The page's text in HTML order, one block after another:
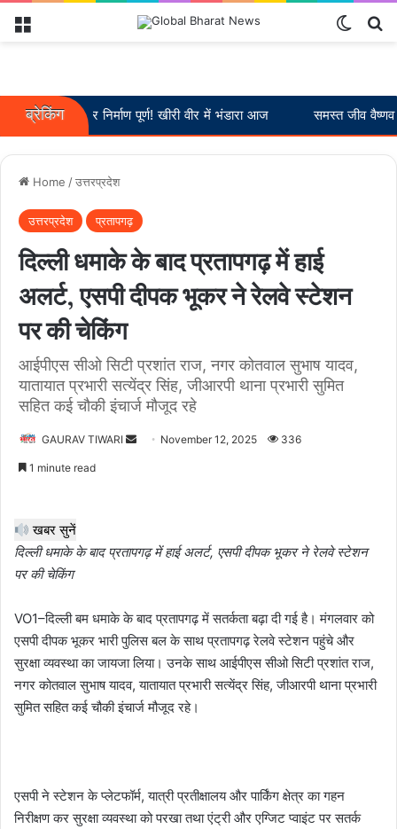
Menu
ब्रेकिंग
नवग्रह मंदिर निर्माण पूर्ण! खीरी वीर में भंडारा आज समस्त जीव वैष्णव हैं :--
Home /उत्तरप्रदेश
उत्तरप्रदेश प्रतापगढ़
दिल्ली धमाके के बाद प्रतापगढ़ में हाई
अलर्ट, एसपी दीपक भूकर ने रेलवे स्टेशन
पर की चेकिंग
आईपीएस सीओ सिटी प्रशांत राज, नगर कोतवाल सुभाष यादव,
यातायात प्रभारी सत्येंद्र सिंह, जीआरपी थाना प्रभारी सुमित
सहित कई चौकी इंचार्ज मौजूद रहे
GAURAV TIWARI
Send November 12, 2025 336
1 minute read
खबर सुनें
दिल्ली धमाके के बाद प्रतापगढ़ में हाई अलर्ट, एसपी दीपक भूकर ने रेलवे स्टेशन
पर की चेकिंग
VO1–दिल्ली बम धमाके के बाद प्रतापगढ़ में सतर्कता बढ़ा दी गई है। मंगलवार को
एसपी दीपक भूकर भारी पुलिस बल के साथ प्रतापगढ़ रेलवे स्टेशन पहुंचे और
सुरक्षा व्यवस्था का जायजा लिया। उनके साथ आईपीएस सीओ सिटी प्रशांत राज,
नगर कोतवाल सुभाष यादव, यातायात प्रभारी सत्येंद्र सिंह, जीआरपी थाना प्रभारी
सुमित सहित कई चौकी इंचार्ज मौजूद रहे।
एसपी ने स्टेशन के प्लेटफॉर्म, यात्री प्रतीक्षालय और पार्किंग क्षेत्र का गहन
निरीक्षण कर सुरक्षा व्यवस्था को परखा तथा एंट्री और एग्जिट प्वाइंट पर सतर्क